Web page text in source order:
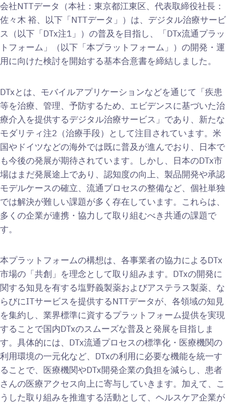
会社NTTデータ（本社：東京都江東区、代表取締役社長：
佐々木 裕、以下「NTTデータ」）は、デジタル治療サービ
ス（以下「DTx注1」）の普及を目指し、「DTx流通プラッ
トフォーム」（以下「本プラットフォーム」）の開発・運
用に向けた検討を開始する基本合意書を締結しました。
DTxとは、モバイルアプリケーションなどを通じて「疾患
等を治療、管理、予防するため、エビデンスに基づいた治
療介入を提供するデジタル治療サービス」であり、新たな
モダリティ注2（治療手段）として注目されています。米
国やドイツなどの海外では既に普及が進んでおり、日本で
も今後の発展が期待されています。しかし、日本のDTx市
場はまだ発展途上であり、認知度の向上、製品開発や承認
モデルケースの確立、流通プロセスの整備など、個社単独
では解決が難しい課題が多く存在しています。これらは、
多くの企業が連携・協力して取り組むべき共通の課題で
す。
本プラットフォームの構想は、各事業者の協力によるDTx
市場の「共創」を理念として取り組みます。DTxの開発に
関する知見を有する塩野義製薬およびアステラス製薬、な
らびにITサービスを提供するNTTデータが、各領域の知見
を集約し、業界標準に資するプラットフォーム提供を実現
することで国内DTxのスムーズな普及と発展を目指しま
す。具体的には、DTx流通プロセスの標準化・医療機関の
利用環境の一元化など、DTxの利用に必要な機能を統一す
ることで、医療機関やDTx開発企業の負担を減らし、患者
さんの医療アクセス向上に寄与していきます。加えて、こ
うした取り組みを推進する活動として、ヘルスケア企業が